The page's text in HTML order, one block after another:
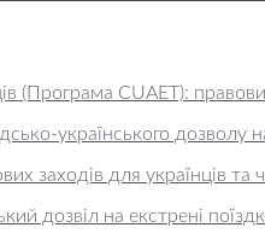
(Програма CUAET):
українського дозволу
заходів для українців та
дозвіл на екстрені